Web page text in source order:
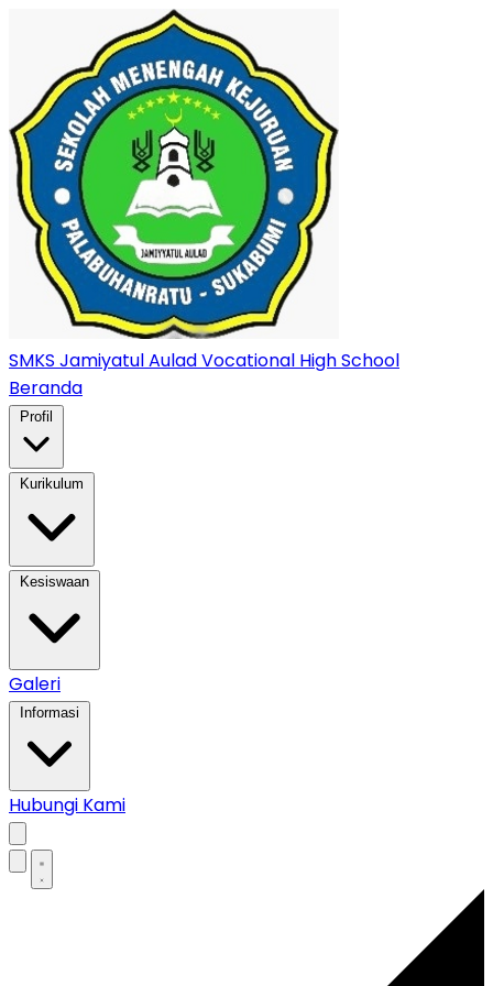
SMKS Jamiyatul AuladVocational High School
Beranda
Profil
Kurikulum
Kesiswaan
Galeri
Informasi
Hubungi Kami